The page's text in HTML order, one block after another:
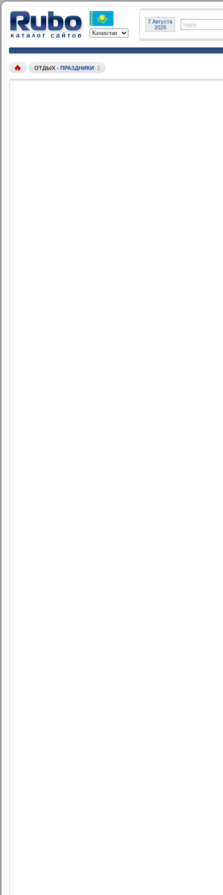
7 Августа
2026
ОТДЫХ • ПРАЗДНИКИ 2